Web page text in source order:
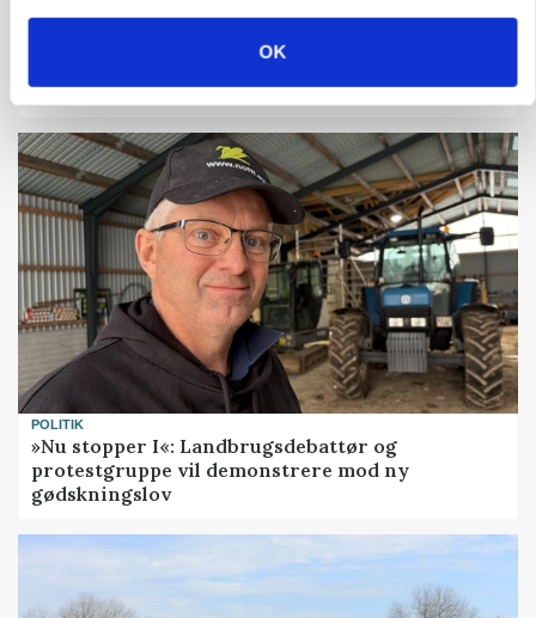
OK
marked for biokul
POLITIK
»Nu stopper I«: Landbrugsdebattør og
protestgruppe vil demonstrere mod ny
gødskningslov